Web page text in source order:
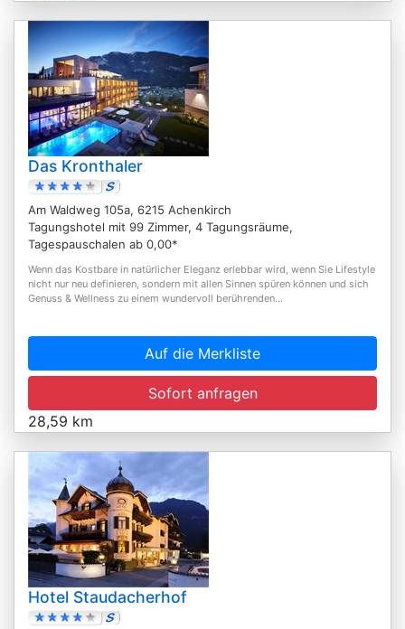
Das Kronthaler
Am Waldweg 105a, 6215 Achenkirch
Tagungshotel mit 99 Zimmer, 4 Tagungsräume,
Tagespauschalen ab 0,00*
Wenn das Kostbare in natürlicher Eleganz erlebbar wird, wenn Sie Lifestyle
nicht nur neu definieren, sondern mit allen Sinnen spüren können und sich
Genuss & Wellness zu einem wundervoll berührenden...
Auf die Merkliste
Sofort anfragen
28,59 km
Hotel Staudacherhof